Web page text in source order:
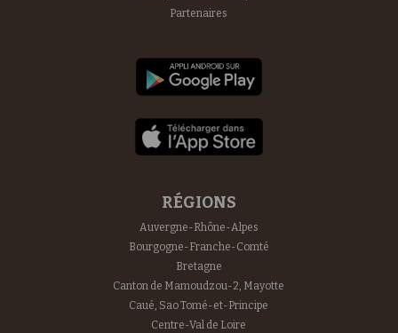
Partenaires
RÉGIONS
Auvergne-Rhône-Alpes
Bourgogne-Franche-Comté
Bretagne
Canton de Mamoudzou-2, Mayotte
Caué, Sao Tomé-et-Principe
Centre-Val de Loire